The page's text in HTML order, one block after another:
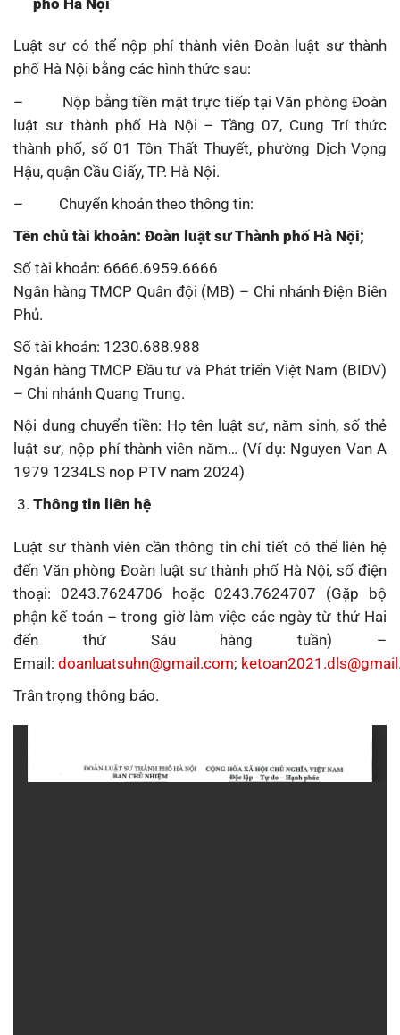
Luật sư có thể nộp phí thành viên Đoàn luật sư thành
phố Hà Nội bằng các hình thức sau:
– Nộp bằng tiền mặt trực tiếp tại Văn phòng Đoàn
luật sư thành phố Hà Nội – Tầng 07, Cung Trí thức
thành phố, số 01 Tôn Thất Thuyết, phường Dịch Vọng
Hậu, quận Cầu Giấy, TP. Hà Nội.
– Chuyển khoản theo thông tin:
Tên chủ tài khoản: Đoàn luật sư Thành phố Hà Nội;
Số tài khoản: 6666.6959.6666
Ngân hàng TMCP Quân đội (MB) – Chi nhánh Điện Biên
Phủ.
Số tài khoản: 1230.688.988
Ngân hàng TMCP Đầu tư và Phát triển Việt Nam (BIDV)
– Chi nhánh Quang Trung.
Nội dung chuyển tiền: Họ tên luật sư, năm sinh, số thẻ
luật sư, nộp phí thành viên năm… (Ví dụ: Nguyen Van A
1979 1234LS nop PTV nam 2024)
Thông tin liên hệ
Luật sư thành viên cần thông tin chi tiết có thể liên hệ
đến Văn phòng Đoàn luật sư thành phố Hà Nội, số điện
thoại: 0243.7624706 hoặc 0243.7624707 (Gặp bộ
phận kế toán – trong giờ làm việc các ngày từ thứ Hai
đến thứ Sáu hàng tuần) –
Email: doanluatsuhn@gmail.com;
Trân trọng thông báo.